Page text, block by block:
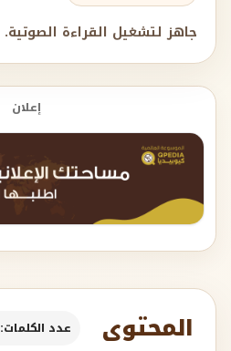
جاهز لتشغيل القراءة الصوتية.
إعلان
المحتوى عدد الكلمات: 259